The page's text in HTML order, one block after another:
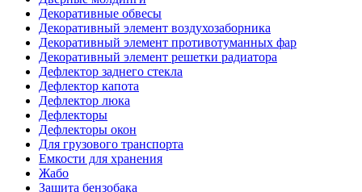
Декоративные обвесы
Декоративный элемент воздухозаборника
Декоративный элемент противотуманных фар
Декоративный элемент решетки радиатора
Дефлектор заднего стекла
Дефлектор капота
Дефлектор люка
Дефлекторы
Дефлекторы окон
Для грузового транспорта
Емкости для хранения
Жабо
Защита бензобака